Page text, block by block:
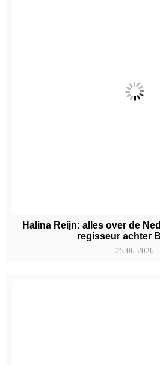
Halina Reijn: alles over de
regisseur achter
25-06-2026